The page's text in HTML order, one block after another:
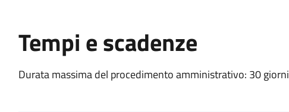
Tempi e scadenze
Durata massima del procedimento amministrativo: 30 giorni